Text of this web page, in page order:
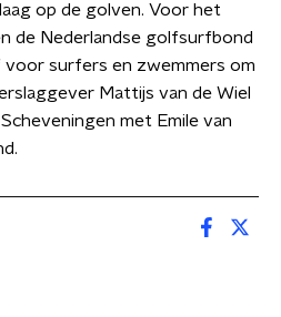
op de golven. Voor het
de Nederlandse golfsurfbond
voor surfers en zwemmers om
Mattijs van de Wiel
met Emile van